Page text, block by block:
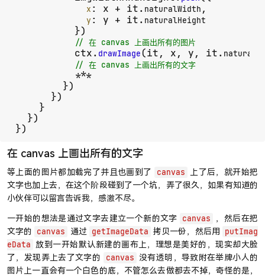
x : x + it. naturalWidth ,
y : y + it. naturalHeight
          })
// 在 canvas 上画出所有的图片
          ctx.
drawImage(it, x, y, it.
// 在 canvas 上画出所有的文字
          ***
        })
      })
    }
  })
})
在 canvas 上画出所有的文字
等上面的图片都加载完了并且也画到了 canvas
上了后，就开始把
文字也加上去，在这个阶段碰到了一个坑，弄了很久，如果有知道的
小伙伴可以留言告诉我，感激不尽。
一开始的想法是通过文字去建立一个新的文字 canvas
，然后在把
文字的 canvas 通过 getImageData 拷贝一份，然后用 putImag
eData 放到一开始默认新建的画布上，理想是美好的，现实却大脸
了，发现弄上去了文字的
canvas 没有透明，导致附在举牌小人的
图片上一直会有一个白色的底，不管怎么去做都去不掉，奇怪的是，